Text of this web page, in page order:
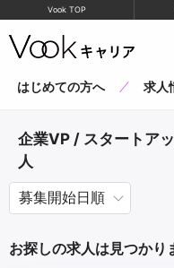
Vook TOP
はじめての方へ 求人
企業VP / スタートア
人
お探しの求人は見つかり